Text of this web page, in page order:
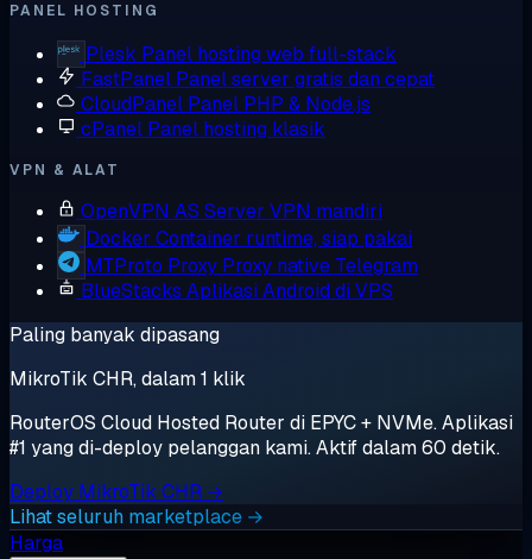
PANEL HOSTING
Plesk Panel hosting web full-stack
FastPanel Panel server gratis dan cepat
CloudPanel Panel PHP & Node.js
cPanel Panel hosting klasik
VPN & ALAT
OpenVPN AS Server VPN mandiri
Docker Container runtime, siap pakai
MTProto Proxy Proxy native Telegram
BlueStacks Aplikasi Android di VPS
Paling banyak dipasang
MikroTik CHR, dalam 1 klik
RouterOS Cloud Hosted Router di EPYC + NVMe. Aplikasi
#1 yang di-deploy pelanggan kami. Aktif dalam 60 detik.
Deploy MikroTik CHR →
Lihat seluruh marketplace →
Harga